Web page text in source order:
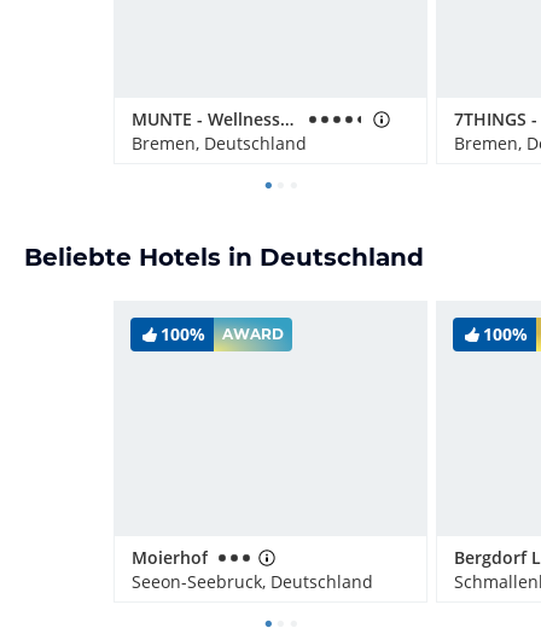
MUNTE - Wellnesshotel am Stadtwald
Bremen, Deutschland
Bremen,
Beliebte Hotels in Deutschland
100% AWARD
Moierhof
Seeon-Seebruck, Deutschland
100%